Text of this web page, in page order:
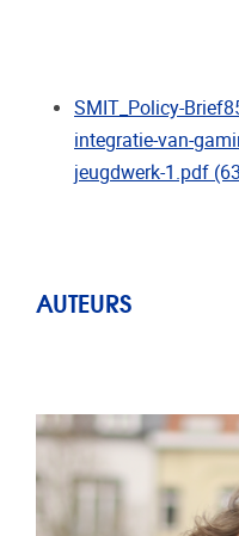
SMIT_Policy-
integratie-van-
jeugdwerk-1.pdf
AUTEURS